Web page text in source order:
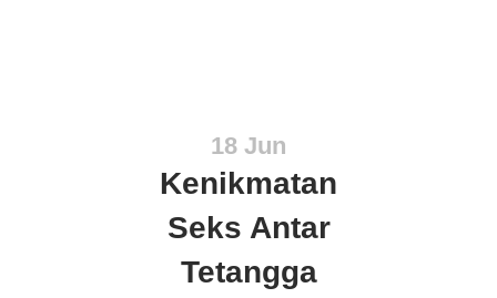
18 Jun
Kenikmatan
Seks Antar
Tetangga